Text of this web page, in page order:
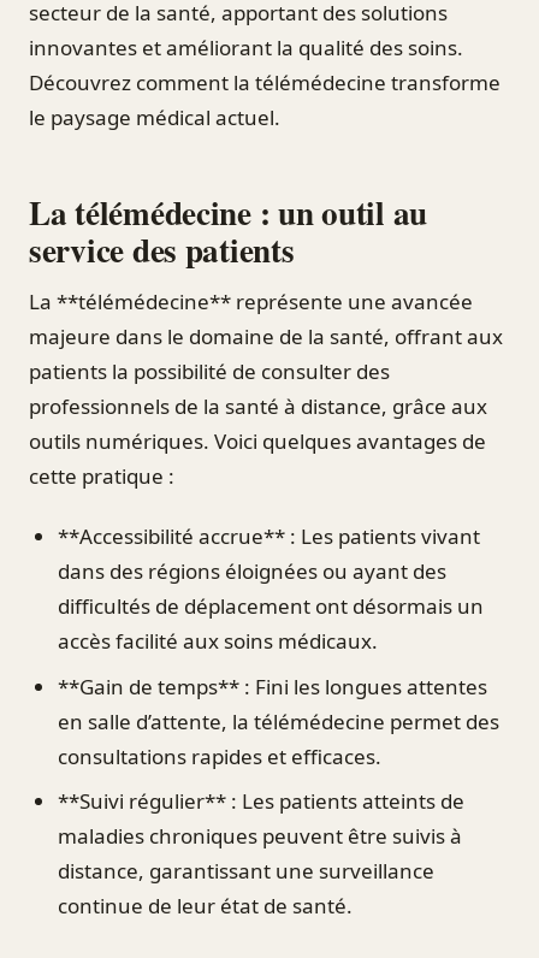
secteur de la santé, apportant des solutions
innovantes et améliorant la qualité des soins.
Découvrez comment la télémédecine transforme
le paysage médical actuel.
La télémédecine : un outil au
service des patients
La **télémédecine** représente une avancée
majeure dans le domaine de la santé, offrant aux
patients la possibilité de consulter des
professionnels de la santé à distance, grâce aux
outils numériques. Voici quelques avantages de
cette pratique :
**Accessibilité accrue** : Les patients vivant
dans des régions éloignées ou ayant des
difficultés de déplacement ont désormais un
accès facilité aux soins médicaux.
**Gain de temps** : Fini les longues attentes
en salle d’attente, la télémédecine permet des
consultations rapides et efficaces.
**Suivi régulier** : Les patients atteints de
maladies chroniques peuvent être suivis à
distance, garantissant une surveillance
continue de leur état de santé.